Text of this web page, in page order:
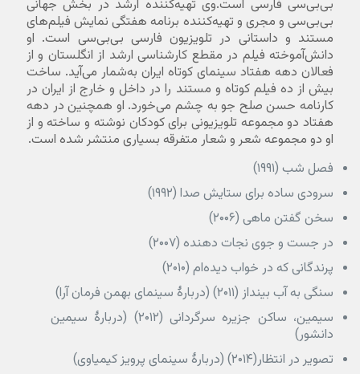
بی‌بی‌سی فارسی است.وی تهیه‌کننده ارشد در بخش جهانی
بی‌بی‌سی و مجری و تهیه‌کننده برنامه هفتگی نمایش فیلم‌های
مستند و داستانی در تلویزیون فارسی بی‌بی‌سی است. او
دانش‌آموخته فیلم در مقطع کارشناسی ارشد از انگلستان و از
فعالان دهه هفتاد سینمای کوتاه ایران به‌شمار می‌آید. ساخت
بیش از ده فیلم کوتاه و مستند را در داخل و خارج از ایران در
کارنامه حسن صلح جو به چشم می‌خورد. او همچنین در دهه
هفتاد دو مجموعه تلویزیونی برای کودکان نوشته و ساخته و از
او دو مجموعه شعر و شعار متفرقه بسیاری منتشر شده است.
فصل شب (۱۹۹۱)
سرودی ساده برای ستایش صدا (۱۹۹۲)
سخن گفتن ماهی (۲۰۰۶)
در جست و جوی نجات دهنده (۲۰۰۷)
پرندگانی که در خواب دیده‌ام (۲۰۱۰)
سنگی به آب بینداز (۲۰۱۱) (دربارهٔ سینمای بهمن فرمان آرا)
سیمین، ساکن جزیره سرگردانی (۲۰۱۲) (دربارهٔ سیمین
دانشور)
تصویر در انتظار(۲۰۱۴) (دربارهٔ سینمای پرویز کیمیاوی)